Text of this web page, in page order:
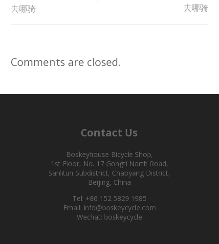
去哪骑 去哪骑
Comments are closed.
Contact Us
Boskeyhouse Bicycle Shop,
1st Floor, No. 17 Gongti North Road,
Sanlitun Subdistrict, Chaoyang District,
Beijing, China
Tel: +86 152 5829 1985
Email: info@boskeycycle.com
Wechat: boskeycycle